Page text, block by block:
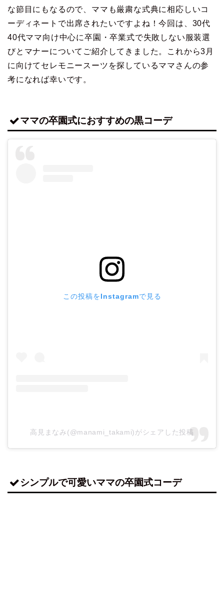
な節目にもなるので、ママも厳粛な式典に相応しいコ
ーディネートで出席されたいですよね！今回は、30代
40代ママ向け中心に卒園・卒業式で失敗しない服装選
びとマナーについてご紹介してきました。これから3月
に向けてセレモニースーツを探しているママさんの参
考になれば幸いです。
ママの卒園式におすすめの黒コーデ
この投稿をInstagramで見る
高見まなみ(@manami_takami)がシェアした投稿
シンプルで可愛いママの卒園式コーデ